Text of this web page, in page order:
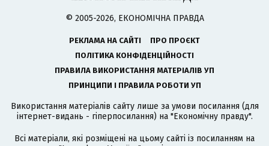
© 2005-2026, ЕКОНОМІЧНА ПРАВДА
РЕКЛАМА НА САЙТІ
ПРО ПРОЄКТ
ПОЛІТИКА КОНФІДЕНЦІЙНОСТІ
ПРАВИЛА ВИКОРИСТАННЯ МАТЕРІАЛІВ УП
ПРИНЦИПИ І ПРАВИЛА РОБОТИ УП
Використання матеріалів сайту лише за умови посилання (для
інтернет-видань - гіперпосилання) на "Економічну правду".
Всі матеріали, які розміщені на цьому сайті із посиланням на